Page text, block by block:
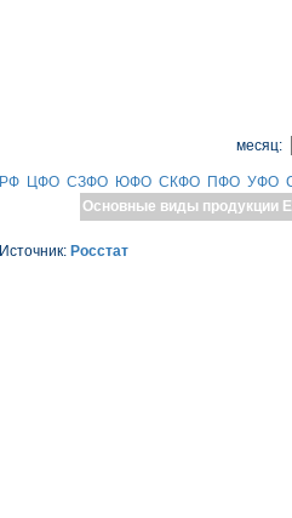
месяц:
РФ ЦФО СЗФО ЮФО СКФО ПФО УФО
Основные виды продукции
Источник: Росстат